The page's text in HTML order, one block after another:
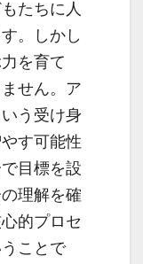
たちに人
。しかし
を育て
せん。ア
う受け身
す可能性
目標を設
理解を確
的プロセ
ことで